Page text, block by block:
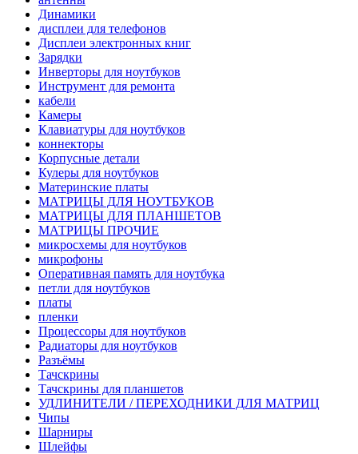
Динамики
дисплеи для телефонов
Дисплеи электронных книг
Зарядки
Инверторы для ноутбуков
Инструмент для ремонта
кабели
Камеры
Клавиатуры для ноутбуков
коннекторы
Корпусные детали
Кулеры для ноутбуков
Материнские платы
МАТРИЦЫ ДЛЯ НОУТБУКОВ
МАТРИЦЫ ДЛЯ ПЛАНШЕТОВ
МАТРИЦЫ ПРОЧИЕ
микросхемы для ноутбуков
микрофоны
Оперативная память для ноутбука
петли для ноутбуков
платы
пленки
Процессоры для ноутбуков
Радиаторы для ноутбуков
Разъёмы
Тачскрины
Тачскрины для планшетов
УДЛИНИТЕЛИ / ПЕРЕХОДНИКИ ДЛЯ МАТРИЦ
Чипы
Шарниры
Шлейфы